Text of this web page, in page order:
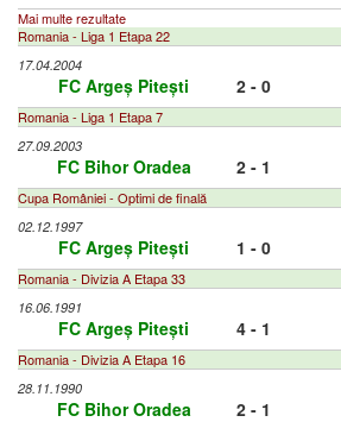
Mai multe rezultate
Romania - Liga 1 Etapa 22
17.04.2004
FC Argeș Pitești 2 - 0
Romania - Liga 1 Etapa 7
27.09.2003
FC Bihor Oradea 2 - 1
Cupa României - Optimi de finală
02.12.1997
FC Argeș Pitești 1 - 0
Romania - Divizia A Etapa 33
16.06.1991
FC Argeș Pitești 4 - 1
Romania - Divizia A Etapa 16
28.11.1990
FC Bihor Oradea 2 - 1